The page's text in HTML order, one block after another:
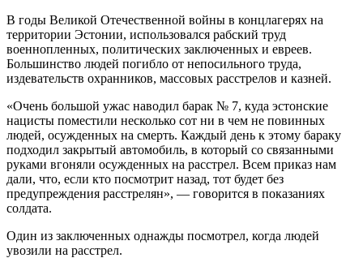
В годы Великой Отечественной войны в концлагерях на
территории Эстонии, использовался рабский труд
военнопленных, политических заключенных и евреев.
Большинство людей погибло от непосильного труда,
издевательств охранников, массовых расстрелов и казней.
«Очень большой ужас наводил барак № 7, куда эстонские
нацисты поместили несколько сот ни в чем не повинных
людей, осужденных на смерть. Каждый день к этому бараку
подходил закрытый автомобиль, в который со связанными
руками вгоняли осужденных на расстрел. Всем приказ нам
дали, что, если кто посмотрит назад, тот будет без
предупреждения расстрелян», — говорится в показаниях
солдата.
Один из заключенных однажды посмотрел, когда людей
увозили на расстрел.